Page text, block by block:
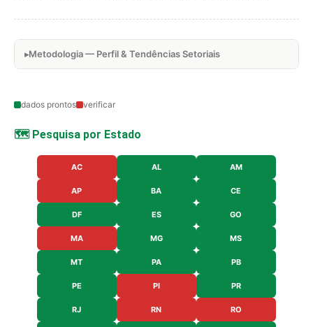
Metodologia — Perfil & Tendências Setoriais
dados prontos verificar
🗺️ Pesquisa por Estado
AC AL AM
AP BA CE
DF ES GO
MA MG MS
MT PA PB
PE PI PR
RJ RN RO